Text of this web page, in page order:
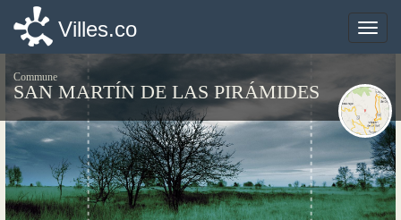
Toggle
Villes.co
Commune
SAN MARTÍN DE LAS PIRÁMIDES
Toggle
Villes.co